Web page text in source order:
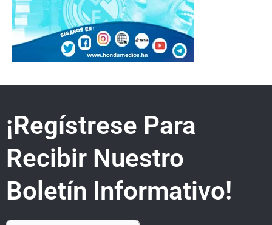
¡Regístrese Para
Recibir Nuestro
Boletín Informativo!